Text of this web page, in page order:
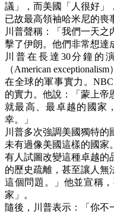
議」，而美國「人很好」
已故最高領袖哈米尼的喪
川普聲稱：「我們一天
擊了伊朗。他們非常想達
川普在長達30分鐘的
（American
在全球的軍事實力。
的實力。他說：「蒙上帝
就最高、最卓越的國家
幸。」
川普多次強調美國獨特
未有過像美國這樣的國家
有人試圖改變這種卓越的
的歷史疏離，甚至讓人無
這個問題。」他並宣稱
家」。
隨後，川普表示：「你不